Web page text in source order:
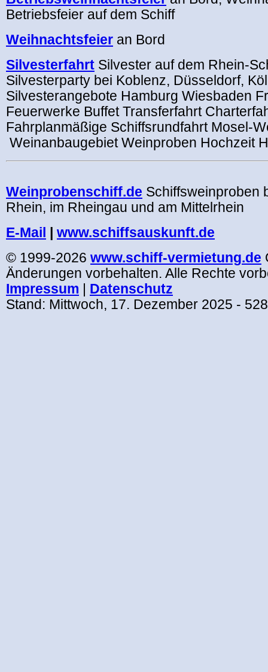
Betriebsfeier auf dem Schiff
Weihnachtsfeier an Bord
Silvesterfahrt Silvester auf dem Rhein-
Silvesterparty bei Koblenz, Düsseldorf,
Silvesterangebote Hamburg Wiesbaden
Feuerwerke Buffet Transferfahrt
Fahrplanmäßige Schiffsrundfahrt Mosel-
Weinanbaugebiet Weinproben Hochzeit
Weinprobenschiff.de Schiffsweinproben
Rhein, im Rheingau und am Mittelrhein
E-Mail
www.schiffsauskunft.de
© 1999-2026 www.schiff-vermietung.de
Änderungen vorbehalten. Alle Rechte
Impressum
Datenschutz
Stand: Mittwoch, 17. Dezember 2025 -